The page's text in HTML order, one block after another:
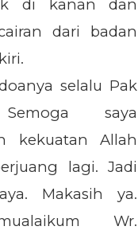
di kanan dan
dari badan
selalu Pak
saya
kekuatan Allah
lagi. Jadi
Makasih ya.
Wr.